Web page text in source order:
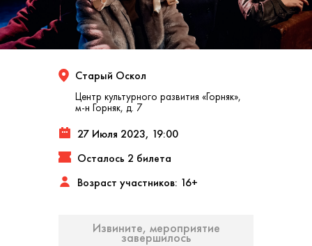
Старый Оскол
Центр культурного развития «Горняк»,
м-н Горняк, д. 7
27 Июля 2023, 19:00
Осталось 2 билета
Возраст участников: 16+
Извините, мероприятие
завершилось